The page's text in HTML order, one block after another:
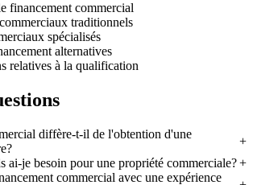
financement commercial
traditionnels
spécialisés
alternatives
relatives à la qualification
diffère-t-il de l'obtention d'une
ai-je besoin pour une propriété commerciale?
commercial avec une expérience